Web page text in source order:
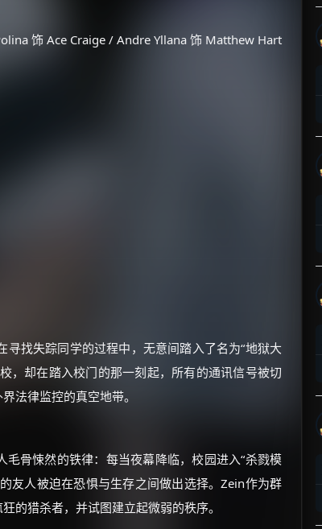
饰 Ace Craige / Andre Yllana 饰 Matthew Hart
找失踪同学的过程中，无意间踏入了名为“地狱大
，却在踏入校门的那一刻起，所有的通讯信号被切
法律监控的真空地带。
骨悚然的铁律：每当夜幕降临，校园进入“杀戮模
友人被迫在恐惧与生存之间做出选择。Zein作为群
的猎杀者，并试图建立起微弱的秩序。
🧧 福利领取站